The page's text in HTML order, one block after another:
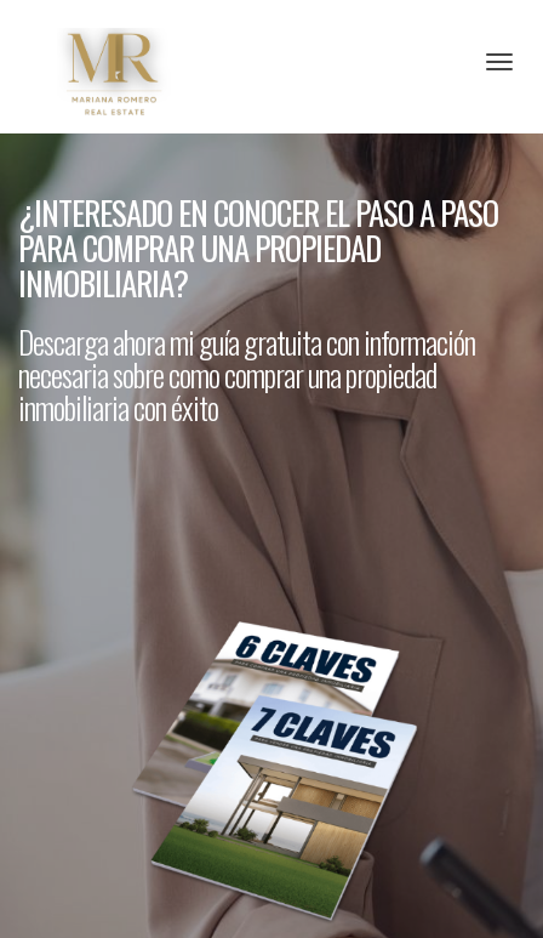
¿INTERESADO EN CONOCER EL PASO A PASO
PARA COMPRAR UNA PROPIEDAD
INMOBILIARIA?
Descarga ahora mi guía gratuita con información
necesaria sobre como comprar una propiedad
inmobiliaria con éxito